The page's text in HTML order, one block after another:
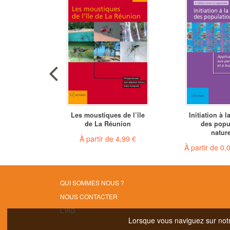
Lorsque vous naviguez sur
Les moustiques de l’île
de La Réunion
À partir de 4,99 €
Initiation à
des
À partir de
QUI SOMMES NOUS ?
NOUS CONTACTER
L'IRD